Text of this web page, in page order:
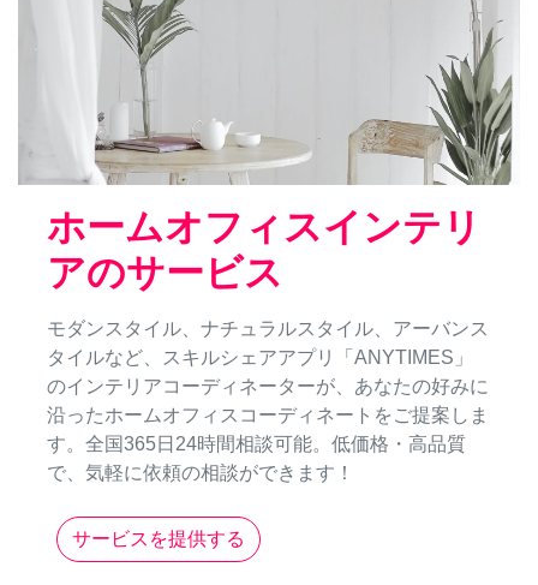
ホームオフィスインテリ
アのサービス
モダンスタイル、ナチュラルスタイル、アーバンス
タイルなど、スキルシェアアプリ「ANYTIMES」
のインテリアコーディネーターが、あなたの好みに
沿ったホームオフィスコーディネートをご提案しま
す。全国365日24時間相談可能。低価格・高品質
で、気軽に依頼の相談ができます！
サービスを提供する